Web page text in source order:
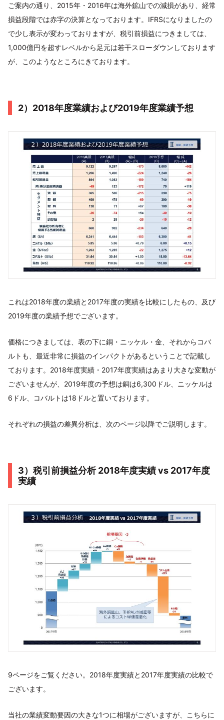
ご案内の通り、2015年・2016年は海外鉱山での減損があり、経常
損益段階では赤字の決算となっております。IFRSになりましたの
で少し表示が変わっておりますが、税引前損益につきましては、
1,000億円を超すレベルから足元は若干スローダウンしております
が、このようなところにきております。
2）2018年度業績および2019年度業績予想
これは2018年度の業績と2017年度の実績を比較にしたもの、及び
2019年度の業績予想でございます。
価格につきましては、表の下に銅・ニッケル・金、それからコバ
ルトも、最近非常に損益のインパクトがあるということで記載し
ております。2018年度実績・2017年度実績はあまり大きな変動が
ございませんが、2019年度の予想は銅は6,300ドル、ニッケルは
6ドル、コバルトは18ドルと置いております。
それぞれの損益の差異分析は、次のページ以降でご説明します。
3）税引前損益分析 2018年度実績 vs 2017年度
実績
9ページをご覧ください。2018年度実績と2017年度実績の比較で
ございます。
当社の業績変動要因の大きな1つに相場がございますが、こちらに